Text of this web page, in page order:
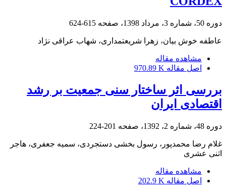
دوره 50، شماره 3، مرداد 1398، صفحه 615-624
عاطفه خوش بیان، زهرا شریعتمداری، شهاب عراقی نژاد
مشاهده مقاله
اصل مقاله 970.89 K
بررسی اثر ساختار سنی جمعیت بر رشد
اقتصادی ایران
دوره 48، شماره 2، 1392، صفحه 201-224
غلام رضا محمدپور، رسول بخشی دستجردی، سمیه جعفری، هاجر
اثنی عشری
مشاهده مقاله
اصل مقاله 202.9 K